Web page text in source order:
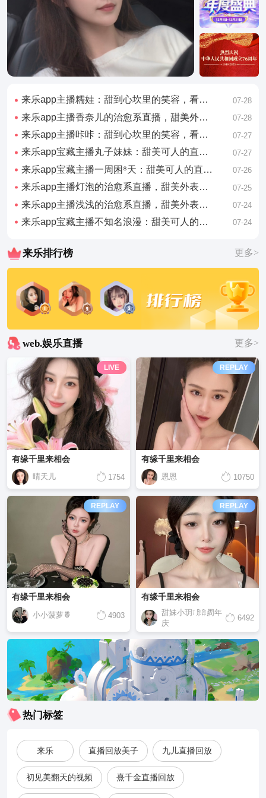
来乐app主播糯娃：甜到心坎里的笑容，看完心情好了一整天 07-28
来乐app主播香奈儿的治愈系直播，甜美外表下藏着有趣的灵魂 07-28
来乐app主播咔咔：甜到心坎里的笑容，看完心情好了一整天 07-27
来乐app宝藏主播丸子妹妹：甜美可人的直播日常，看完想谈恋爱 07-27
来乐app宝藏主播一周困⁸天：甜美可人的直播日常，看完想谈恋爱 07-26
来乐app主播灯泡的治愈系直播，甜美外表下藏着有趣的灵魂 07-25
来乐app主播浅浅的治愈系直播，甜美外表下藏着有趣的灵魂 07-24
来乐app宝藏主播不知名浪漫：甜美可人的直播日常，看完想谈恋爱 07-24
来乐排行榜 更多>
web.娱乐直播 更多>
LIVE
有缘千里来相会
晴天儿 1754
REPLAY
有缘千里来相会
恩恩 10750
REPLAY
有缘千里来相会
小小菠萝🍍 4903
REPLAY
有缘千里来相会
甜妹小玥㋆㏸㍮周年
庆
6492
热门标签
来乐 直播回放美子 九儿直播回放
初见美翻天的视频 熹千金直播回放